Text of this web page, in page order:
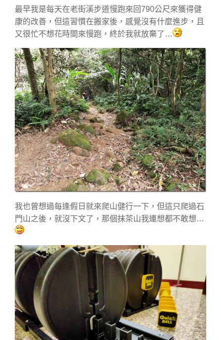
最早我是每天在老街溪步道慢跑來回790公尺來獲得健
康的改善，但這習慣在搬家後，感覺沒有什麼進步，且
又很忙不想花時間來慢跑，終於我就放棄了…
我也曾想過每逢假日就來爬山健行一下，但這只爬過石
門山之後，就沒下文了，那個抹茶山我連想都不敢想…